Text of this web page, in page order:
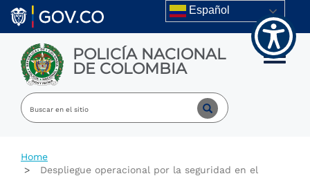
Welcome
All
Accessibility
screen
reader.
Skip to main content Español
POLICÍA NACIONAL
DE COLOMBIA Toggle
Home
Despliegue operacional por la seguridad en el